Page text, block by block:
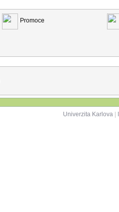
Promoce
Univerzita Karlova|